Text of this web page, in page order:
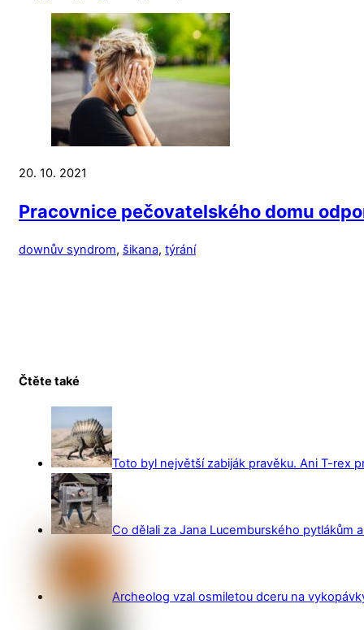
20. 10. 2021
Pracovnice pečovatelského domu
downův syndrom, šikana, týrání
Čtěte také
Toto byl největší zabiják pravěku. Ani T-rex
Co dělali za Jana Lucemburského pytlákům
Archeolog vzal osmiletou dceru na